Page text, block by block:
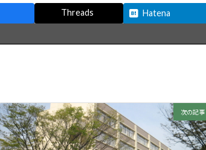
Threads Hatena
次の記事